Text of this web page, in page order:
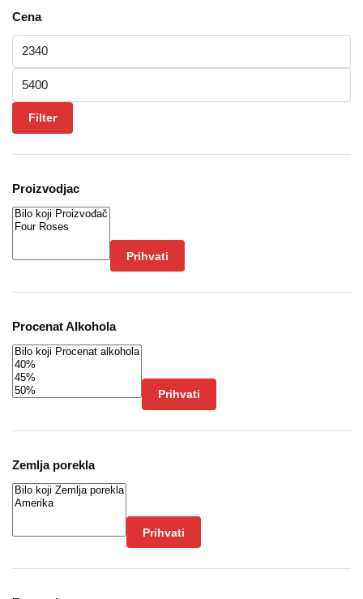
Cena
Minimalna cena
Maksimalna cena
Filter
Proizvodjac
Prihvati
Procenat Alkohola
Prihvati
Zemlja porekla
Prihvati